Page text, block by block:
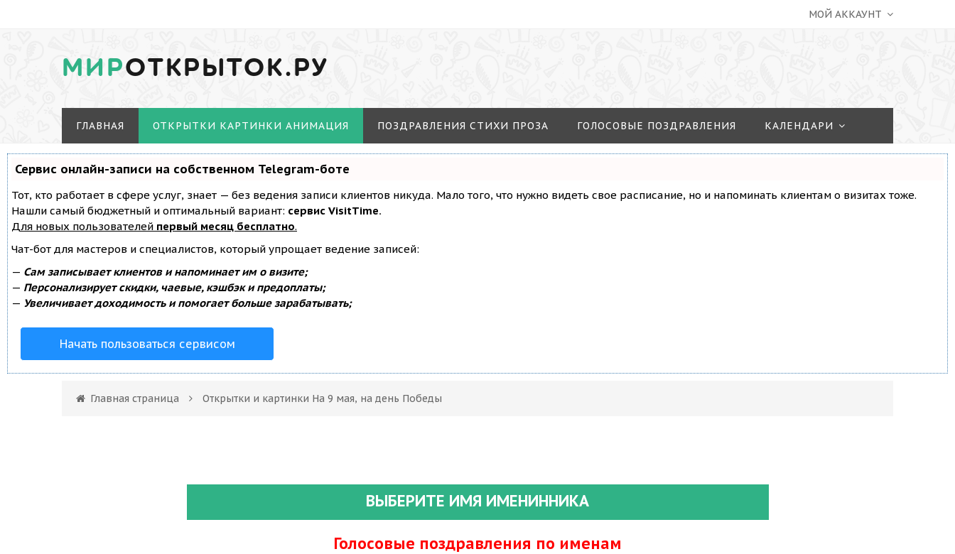
МОЙ АККАУНТ
МИРОТКРЫТОК.РУ
ГЛАВНАЯ ОТКРЫТКИ КАРТИНКИ АНИМАЦИЯ ПОЗДРАВЛЕНИЯ СТИХИ ПРОЗА ГОЛОСОВЫЕ ПОЗДРАВЛЕНИЯ КАЛЕНДАРИ
Сервис онлайн-записи на собственном Telegram-боте
Тот, кто работает в сфере услуг, знает — без ведения записи клиентов никуда. Мало того, что нужно видеть свое расписание, но и напоминать клиентам о визитах тоже.
Нашли самый бюджетный и оптимальный вариант: сервис VisitTime.
Для новых пользователей первый месяц бесплатно.
Чат-бот для мастеров и специалистов, который упрощает ведение записей:
— Сам записывает клиентов и напоминает им о визите;
— Персонализирует скидки, чаевые, кэшбэк и предоплаты;
— Увеличивает доходимость и помогает больше зарабатывать;
Начать пользоваться сервисом
Главная страница Открытки и картинки На 9 мая, на день Победы
ВЫБЕРИТЕ ИМЯ ИМЕНИННИКА
Голосовые поздравления по именам